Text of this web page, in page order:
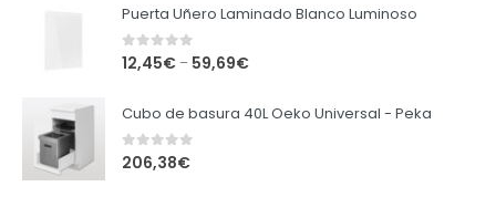
Puerta Uñero Laminado Blanco Luminoso
0out of 5
12,45€ – 59,69€
Cubo de basura 40L Oeko Universal - Peka
0out of 5
206,38€